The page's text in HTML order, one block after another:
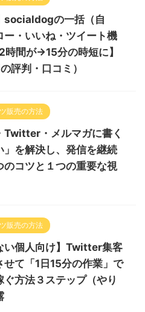
socialdogの一括（自
ー・いいね・ツイート機
時間が→15分の時短に】
評判・口コミ）
販売の方法
Twitter・メルマガに書く
」を解決し、発信を継続
のコツと１つの重要な視
販売の方法
い個人向け】Twitter集客
せて「1日15分の作業」で
ぐ方法３ステップ（やり